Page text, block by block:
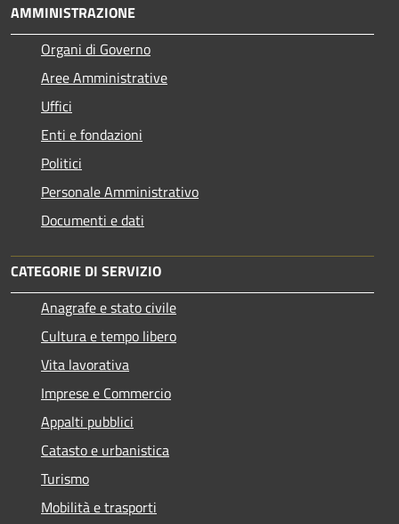
AMMINISTRAZIONE
Organi di Governo
Aree Amministrative
Uffici
Enti e fondazioni
Politici
Personale Amministrativo
Documenti e dati
CATEGORIE DI SERVIZIO
Anagrafe e stato civile
Cultura e tempo libero
Vita lavorativa
Imprese e Commercio
Appalti pubblici
Catasto e urbanistica
Turismo
Mobilità e trasporti